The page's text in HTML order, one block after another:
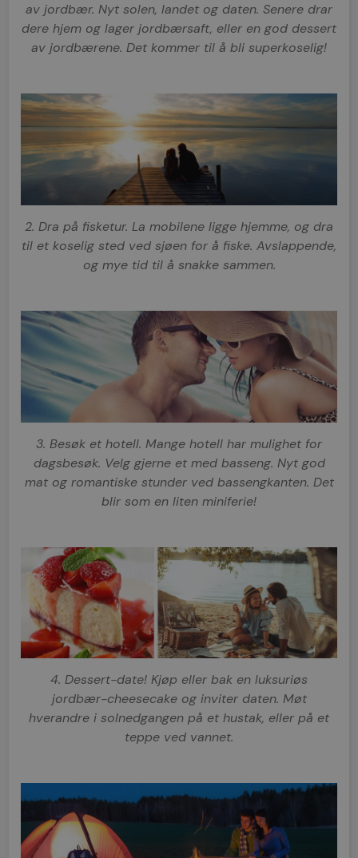
av jordbær. Nyt solen, landet og daten. Senere drar
dere hjem og lager jordbærsaft, eller en god dessert
av jordbærene. Det kommer til å bli superkoselig!
2. Dra på fisketur. La mobilene ligge hjemme, og dra
til et koselig sted ved sjøen for å fiske. Avslappende,
og mye tid til å snakke sammen.
3. Besøk et hotell. Mange hotell har mulighet for
dagsbesøk. Velg gjerne et med basseng. Nyt god
mat og romantiske stunder ved bassengkanten. Det
blir som en liten miniferie!
4. Dessert-date! Kjøp eller bak en luksuriøs
jordbær-cheesecake og inviter daten. Møt
hverandre i solnedgangen på et hustak, eller på et
teppe ved vannet.